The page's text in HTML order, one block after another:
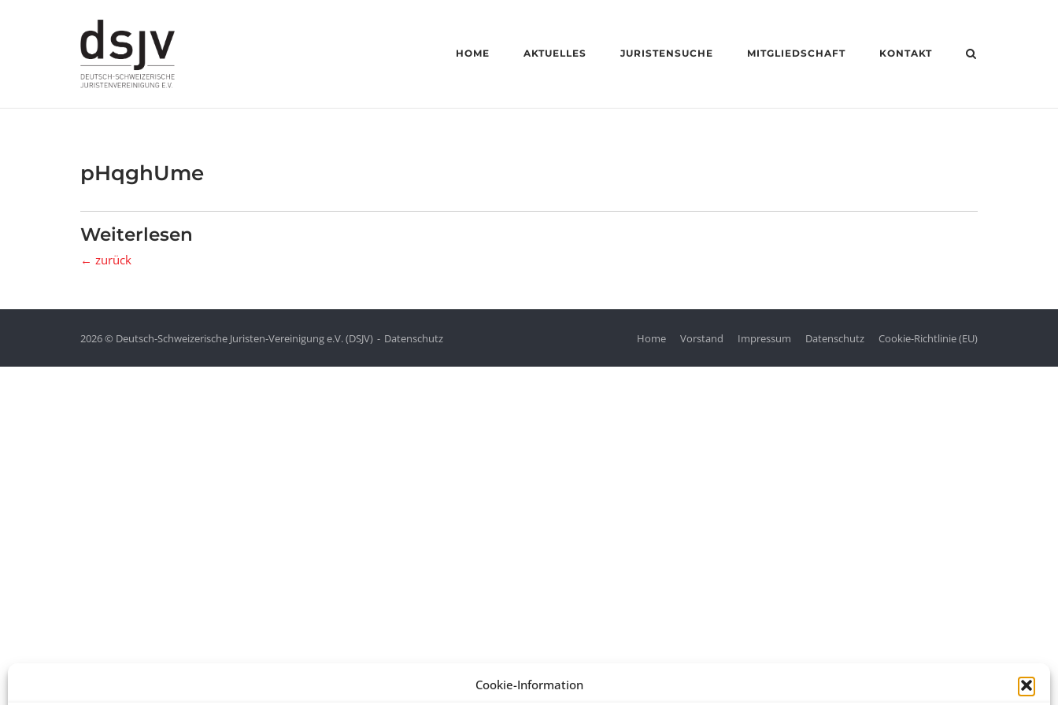
Cookie-Information
HOME AKTUELLES JURISTENSUCHE MITGLIEDSCHAFT KONTAKT
pHqghUme
Weiterlesen
← zurück
2026 © Deutsch-Schweizerische Juristen-Vereinigung e.V. (DSJV) Datenschutz Home Vorstand Impressum Datenschutz Cookie-Richtlinie (EU)